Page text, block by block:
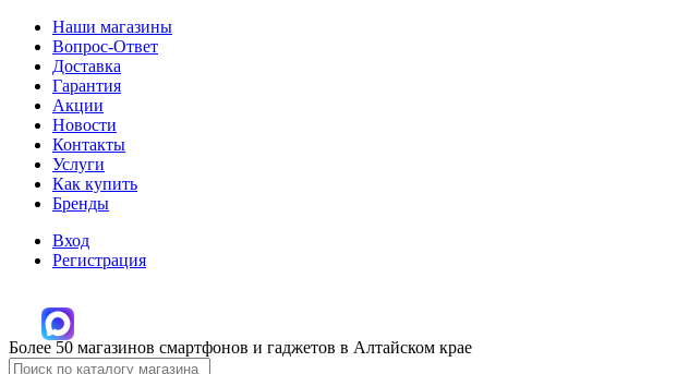
Наши магазины
Вопрос-Ответ
Доставка
Гарантия
Акции
Новости
Контакты
Услуги
Как купить
Бренды
Вход
Регистрация
Более 50 магазинов смартфонов и гаджетов в Алтайском крае